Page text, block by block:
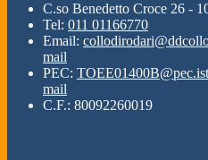
C.so Benedetto Croce 26 -
Tel: 011 01166770
Email:
mail
PEC:
mail
C.F.: 80092260019